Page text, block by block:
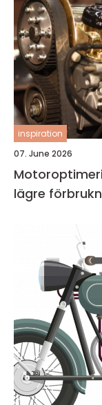
inspiration
07. June 2026
Motoroptimering
lägre